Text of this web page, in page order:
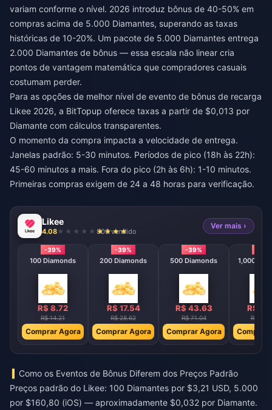
variam conforme o nível. 2026 introduz bônus de 40-50% em
compras acima de 5.000 Diamantes, superando as taxas
históricas de 10-20%. Um pacote de 5.000 Diamantes entrega
2.000 Diamantes de bônus — essa escala não linear cria
pontos de vantagem matemática que compradores casuais
costumam perder.
Para as opções de melhor nível de evento de bônus de recarga
Likee 2026, a BitTopup oferece taxas a partir de $0,013 por
Diamante com cálculos transparentes.
O momento da compra impacta a velocidade de entrega.
Janelas padrão: 5-30 minutos. Períodos de pico (18h às 22h):
45-60 minutos a mais. Fora do pico (2h às 6h): 1-10 minutos.
Primeiras compras exigem de 24 a 48 horas para verificação.
Likee
4.08 806 vendido
Ver mais ›
-39%
100 Diamonds
R$ 8.72
R$ 14.21
Comprar Agora
-39%
200 Diamonds
R$ 17.54
R$ 28.62
Comprar Agora
-39%
500 Diamonds
R$ 43.63
R$ 71.04
Comprar Agora
1,000
R$
R$
Comprar
Como os Eventos de Bônus Diferem dos Preços Padrão
Preços padrão do Likee: 100 Diamantes por $3,21 USD, 5.000
por $160,80 (iOS) — aproximadamente $0,032 por Diamante.